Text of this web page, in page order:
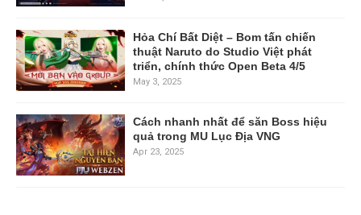
Hỏa Chí Bất Diệt – Bom tấn chiến
thuật Naruto do Studio Việt phát
triển, chính thức Open Beta 4/5
May 3, 2025
Cách nhanh nhất để săn Boss hiệu
quả trong MU Lục Địa VNG
Apr 23, 2025